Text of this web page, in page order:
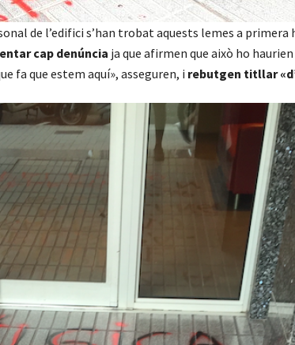
de l’edifici s’han trobat aquests lemes a primera
cap denúncia ja que afirmen que això ho
fa que estem aquí», asseguren, i rebutgen titllar